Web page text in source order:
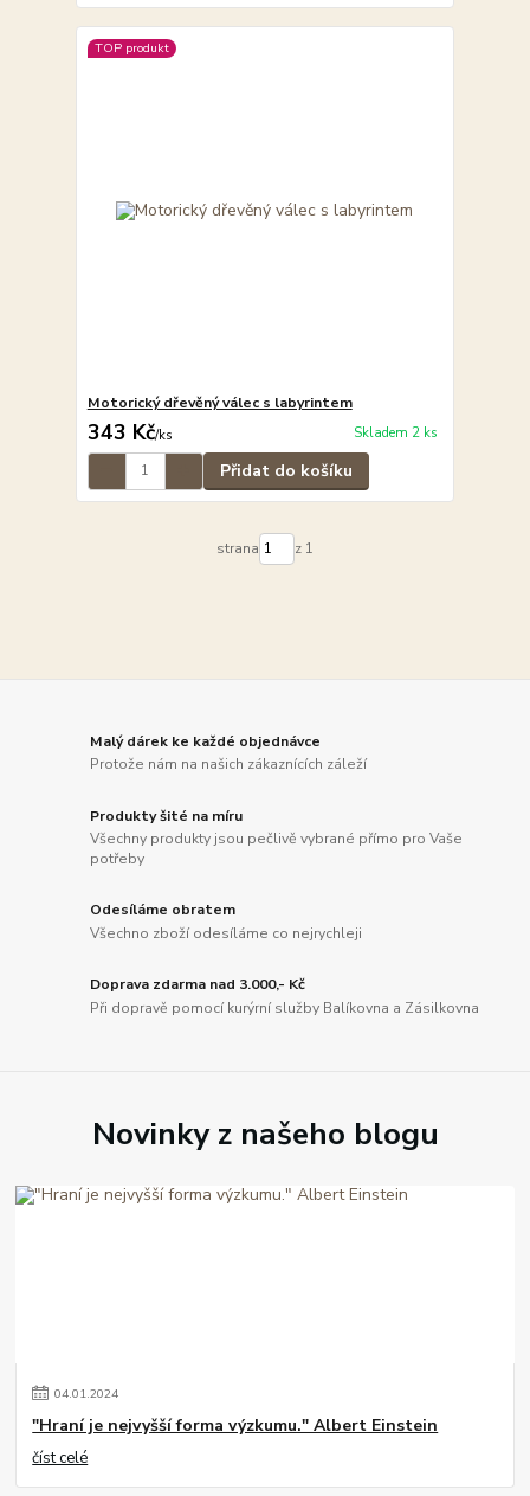
TOP produkt
Motorický dřevěný válec s labyrintem
343 Kč/ks Skladem 2 ks
Přidat do košíku
strana z 1
Malý dárek ke každé objednávce
Protože nám na našich zákaznících záleží
Produkty šité na míru
Všechny produkty jsou pečlivě vybrané přímo pro Vaše
potřeby
Odesíláme obratem
Všechno zboží odesíláme co nejrychleji
Doprava zdarma nad 3.000,- Kč
Při dopravě pomocí kurýrní služby Balíkovna a Zásilkovna
Novinky z našeho blogu
04.01.2024
"Hraní je nejvyšší forma výzkumu." Albert Einstein
číst celé